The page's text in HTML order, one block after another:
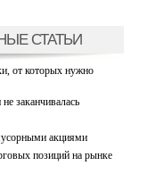
СТАТЬИ
от которых нужно
заканчивалась
акциями
позиций на рынке